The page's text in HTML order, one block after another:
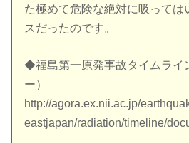
た極めて危険な絶対に吸っては
スだったのです。
◆福島第一原発事故タイムライ
ー）
http://agora.ex.nii.ac.jp/
eastjapan/radiation/timeline/